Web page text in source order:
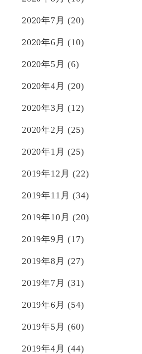
2020年7月 (20)
2020年6月 (10)
2020年5月 (6)
2020年4月 (20)
2020年3月 (12)
2020年2月 (25)
2020年1月 (25)
2019年12月 (22)
2019年11月 (34)
2019年10月 (20)
2019年9月 (17)
2019年8月 (27)
2019年7月 (31)
2019年6月 (54)
2019年5月 (60)
2019年4月 (44)